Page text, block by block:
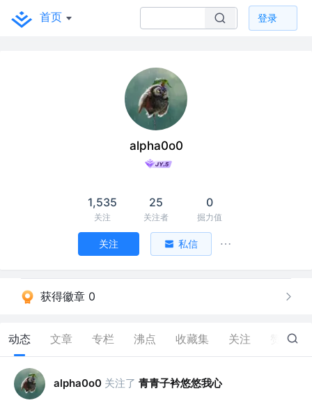
首页 登录
alpha0o0
1,535
关注
25
关注者
0
掘力值
关注 私信
获得徽章 0
动态 文章 专栏 沸点 收藏集 关注 14
alpha0o0 关注了 青青子衿悠悠我心